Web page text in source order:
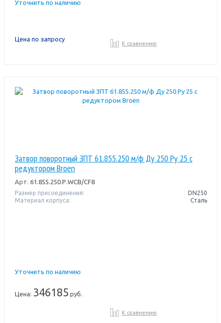
Уточнить по наличию
Цена по запросу
К сравнению
Затвор поворотный ЗПТ 61.855.250 м/ф Ду 250 Pу 25 с
редуктором Broen
Арт. 61.855.250.Р.WCB/CF8
Размер присоединения:
DN250
Материал корпуса:
Сталь
Уточнить по наличию
Цена: 346185 руб.
К сравнению